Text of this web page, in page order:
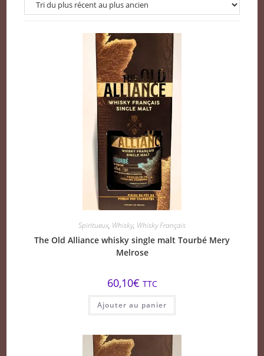
Spiritueux, Whisky, Whisky Français
The Old Alliance whisky single malt Tourbé Mery
Melrose
60,10€ TTC
Ajouter au panier